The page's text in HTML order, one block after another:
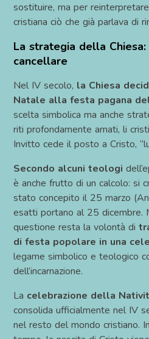
sostituire, ma per
cristiana ciò che già parlava di
La strategia della
cancellare
Nel IV secolo, la Chiesa
Natale alla festa pagana
scelta simbolica ma anche
riti profondamente amati, li
Invitto cede il posto a Cristo,
Secondo alcuni teologi
è anche frutto di un calcolo: si
stato concepito il 25 marzo
esatti portano al 25 dicembre.
questione resta la volontà di
di festa popolare in una
legame simbolico e teologico
dell’incarnazione.
La celebrazione della
consolida ufficialmente nel IV
nel resto del mondo cristiano.